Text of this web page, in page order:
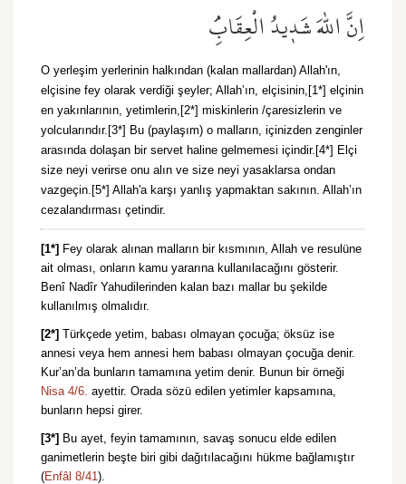
اِنَّ اللّٰهَ شَد۪يدُ الْعِقَابِۢ
O yerleşim yerlerinin halkından (kalan mallardan) Allah'ın,
elçisine fey olarak verdiği şeyler; Allah’ın, elçisinin,[1*] elçinin
en yakınlarının, yetimlerin,[2*] miskinlerin /çaresizlerin ve
yolcularındır.[3*] Bu (paylaşım) o malların, içinizden zenginler
arasında dolaşan bir servet haline gelmemesi içindir.[4*] Elçi
size neyi verirse onu alın ve size neyi yasaklarsa ondan
vazgeçin.[5*] Allah'a karşı yanlış yapmaktan sakının. Allah’ın
cezalandırması çetindir.
[1*] Fey olarak alınan malların bir kısmının, Allah ve resulüne
ait olması, onların kamu yararına kullanılacağını gösterir.
Benî Nadîr Yahudilerinden kalan bazı mallar bu şekilde
kullanılmış olmalıdır.
[2*] Türkçede yetim, babası olmayan çocuğa; öksüz ise
annesi veya hem annesi hem babası olmayan çocuğa denir.
Kur’an’da bunların tamamına yetim denir. Bunun bir örneği
Nisa 4/6. ayettir. Orada sözü edilen yetimler kapsamına,
bunların hepsi girer.
[3*] Bu ayet, feyin tamamının, savaş sonucu elde edilen
ganimetlerin beşte biri gibi dağıtılacağını hükme bağlamıştır
(Enfâl 8/41).